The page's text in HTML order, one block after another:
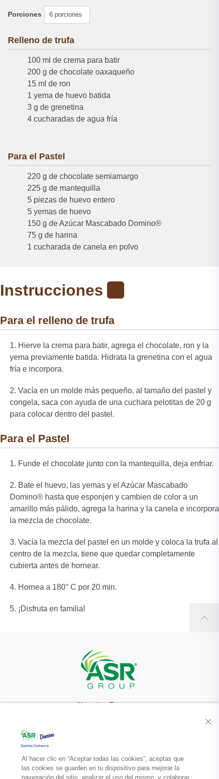
Porciones 6 porciones
Relleno de trufa
100 ml de crema para batir
200 g de chocolate oaxaqueño
15 ml de ron
1 yema de huevo batida
3 g de grenetina
4 cucharadas de agua fría
Para el Pastel
220 g de chocolate semiamargo
225 g de mantequilla
5 piezas de huevo entero
5 yemas de huevo
150 g de Azúcar Mascabado Domino®
75 g de harina
1 cucharada de canela en polvo
Instrucciones
Para el relleno de trufa
Hierve la crema para batir, agrega el chocolate, ron y la
yema previamente batida. Hidrata la grenetina con el agua
fría e incorpora.
Vacía en un molde más pequeño, al tamaño del pastel y
congela, saca con ayuda de una cuchara pelotitas de 20 g
para colocar dentro del pastel.
Para el Pastel
Funde el chocolate junto con la mantequilla, deja enfriar.
Bate el huevo, las yemas y el Azúcar Mascabado
Domino® hasta que esponjen y cambien de color a un
amarillo más pálido, agrega la harina y la canela e incorpora
la mezcla de chocolate.
Vacía la mezcla del pastel en un molde y coloca la trufa al
centro de la mezcla, tiene que quedar completamente
cubierta antes de hornear.
Hornea a 180° C por 20 min.
¡Disfruta en familia!
Nuestra Empresa
Productos
Al hacer clic en “Aceptar todas las cookies”, aceptas que
las cookies se guarden en tu dispositivo para mejorar la
navegación del sitio, analizar el uso del mismo, y colaborar